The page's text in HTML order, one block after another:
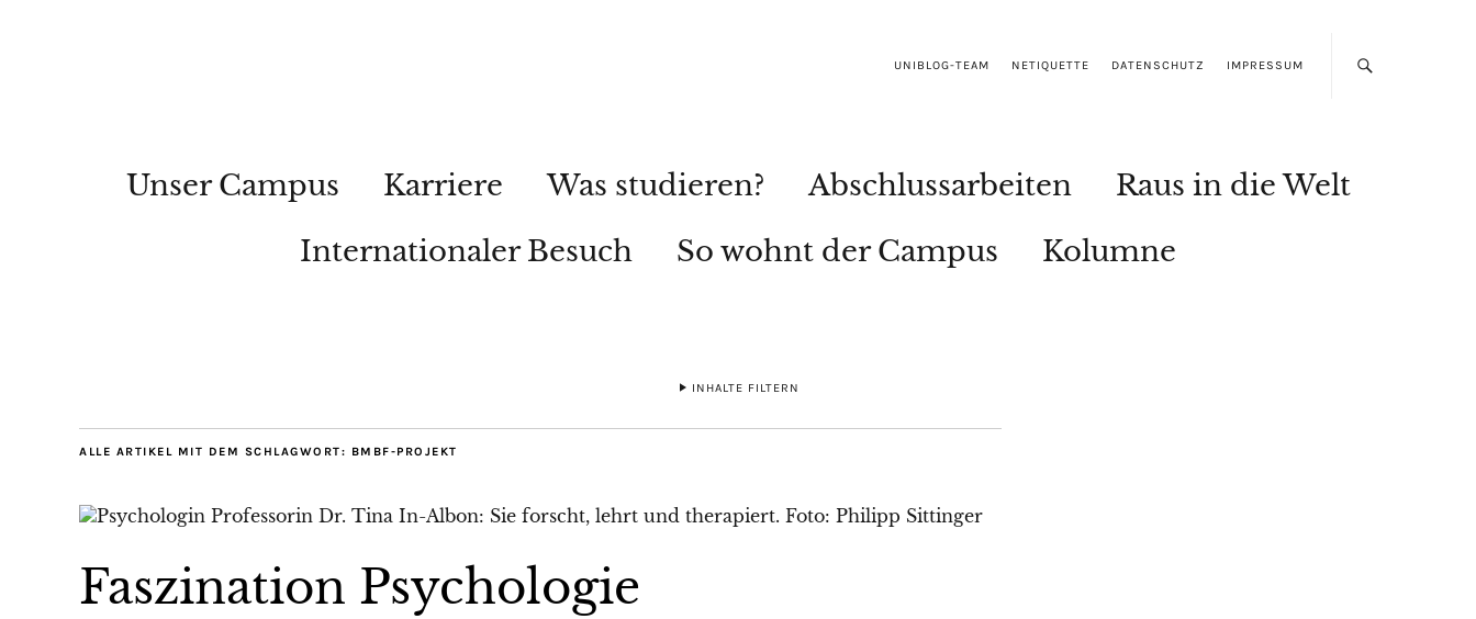
UNIBLOG-TEAM NETIQUETTE DATENSCHUTZ IMPRESSUM
Unser Campus Karriere Was studieren? Abschlussarbeiten
Raus in die Welt
Internationaler Besuch
So wohnt der Campus Kolumne
INHALTE FILTERN
ALLE ARTIKEL MIT DEM SCHLAGWORT: BMBF-PROJEKT
Faszination Psychologie